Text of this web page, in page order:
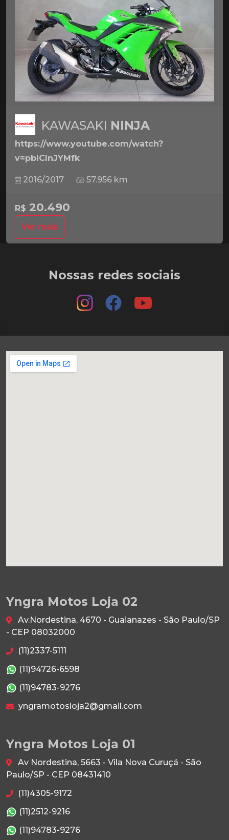
KAWASAKI NINJA
https://www.youtube.com/watch?
v=pbICInJYMfk
2016/2017 57.956 km
R$ 20.490
Ver mais
Nossas redes sociais
Yngra Motos Loja 02
Av.Nordestina, 4670 - Guaianazes - São Paulo/SP
- CEP 08032000
(11)2337-5111
(11)94726-6598
(11)94783-9276
yngramotosloja2@gmail.com
Yngra Motos Loja 01
Av Nordestina, 5663 - Vila Nova Curuçá - São
Paulo/SP - CEP 08431410
(11)4305-9172
(11)2512-9216
(11)94783-9276